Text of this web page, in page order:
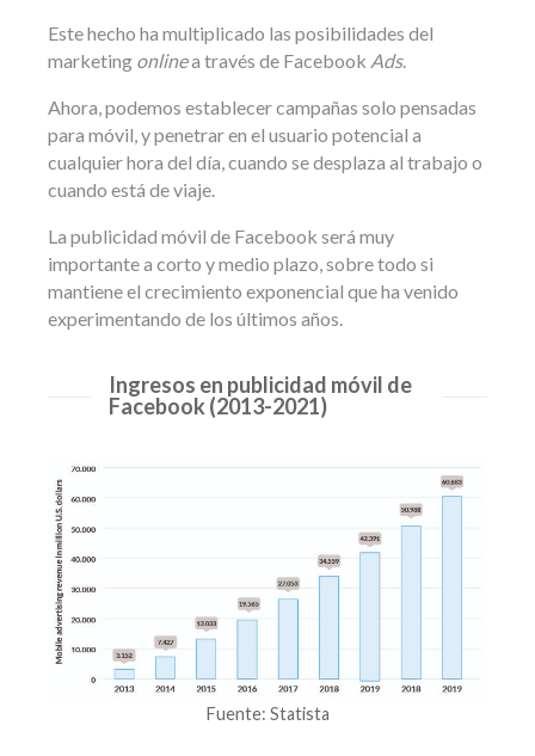
Este hecho ha multiplicado las posibilidades del
marketing onlinea través de Facebook Ads.
Ahora, podemos establecer campañas solo pensadas
para móvil, y penetrar en el usuario potencial a
cualquier hora del día, cuando se desplaza al trabajo o
cuando está de viaje.
La publicidad móvil de Facebook será muy
importante a corto y medio plazo, sobre todo si
mantiene el crecimiento exponencial que ha venido
experimentando de los últimos años.
Ingresos en publicidad móvil de
Facebook (2013-2021)
Fuente: Statista